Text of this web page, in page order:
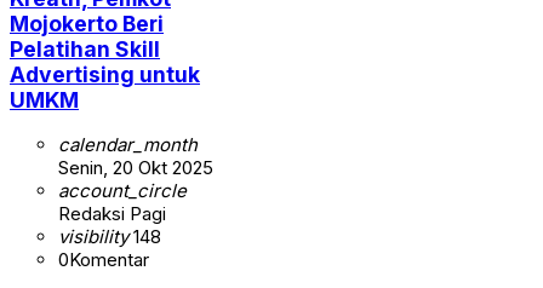
Mojokerto Beri
Pelatihan Skill
Advertising untuk
UMKM
calendar_month
Senin, 20 Okt 2025
account_circle
Redaksi Pagi
visibility148
0Komentar